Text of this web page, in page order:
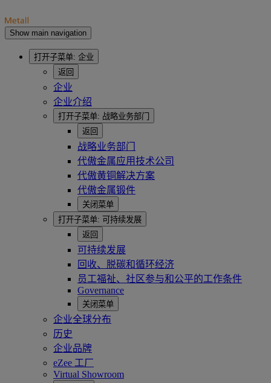
Show main navigation
打开子菜单: 企业
返回
企业
企业介绍
打开子菜单: 战略业务部门
返回
战略业务部门
代傲金属应用技术公司
代傲黄铜解决方案
代傲金属锻件
关闭菜单
打开子菜单: 可持续发展
返回
可持续发展
回收、脱碳和循环经济
员工福祉、社区参与和公平的工作条件
Governance
关闭菜单
企业全球分布
历史
企业品牌
eZee 工厂
Virtual Showroom